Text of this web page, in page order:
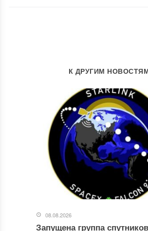
К ДРУГИМ
08.08.2026
Запущена группа спутников